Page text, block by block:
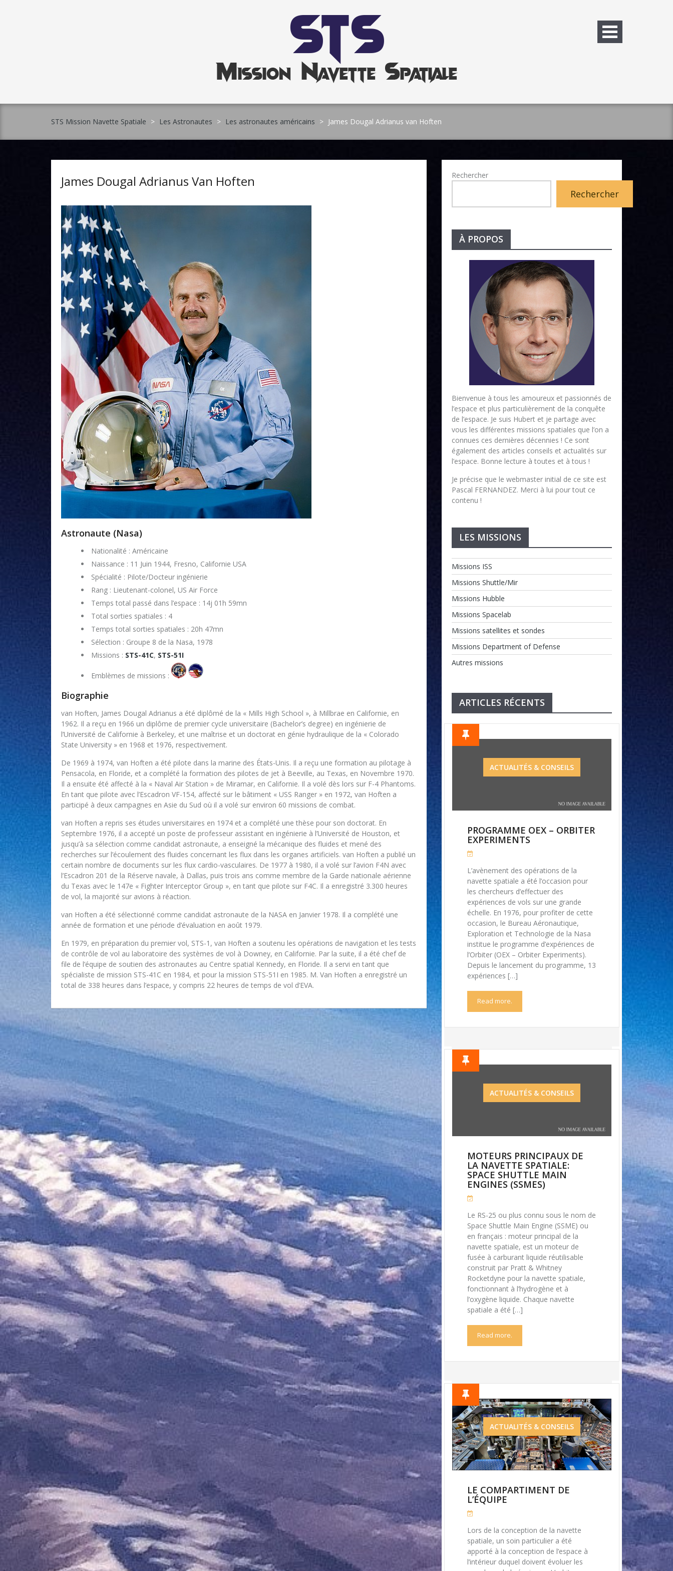
STS Mission Navette Spatiale > Les Astronautes > Les astronautes américains > James Dougal Adrianus van Hoften
James Dougal Adrianus Van Hoften
Astronaute (Nasa)
Nationalité : Américaine
Naissance : 11 Juin 1944, Fresno, Californie USA
Spécialité : Pilote/Docteur ingénierie
Rang : Lieutenant-colonel, US Air Force
Temps total passé dans l’espace : 14j 01h 59mn
Total sorties spatiales : 4
Temps total sorties spatiales : 20h 47mn
Sélection : Groupe 8 de la Nasa, 1978
Missions : STS-41C, STS-51I
Emblèmes de missions :
Biographie
van Hoften, James Dougal Adrianus a été diplômé de la « Mills High School », à Millbrae en Californie, en
1962. Il a reçu en 1966 un diplôme de premier cycle universitaire (Bachelor’s degree) en ingénierie de
l’Université de Californie à Berkeley, et une maîtrise et un doctorat en génie hydraulique de la « Colorado
State University » en 1968 et 1976, respectivement.
De 1969 à 1974, van Hoften a été pilote dans la marine des États-Unis. Il a reçu une formation au pilotage à
Pensacola, en Floride, et a complété la formation des pilotes de jet à Beeville, au Texas, en Novembre 1970.
Il a ensuite été affecté à la « Naval Air Station » de Miramar, en Californie. Il a volé dès lors sur F-4 Phantoms.
En tant que pilote avec l’Escadron VF-154, affecté sur le bâtiment « USS Ranger » en 1972, van Hoften a
participé à deux campagnes en Asie du Sud où il a volé sur environ 60 missions de combat.
van Hoften a repris ses études universitaires en 1974 et a complété une thèse pour son doctorat. En
Septembre 1976, il a accepté un poste de professeur assistant en ingénierie à l’Université de Houston, et
jusqu’à sa sélection comme candidat astronaute, a enseigné la mécanique des fluides et mené des
recherches sur l’écoulement des fluides concernant les flux dans les organes artificiels. van Hoften a publié un
certain nombre de documents sur les flux cardio-vasculaires. De 1977 à 1980, il a volé sur l’avion F4N avec
l’Escadron 201 de la Réserve navale, à Dallas, puis trois ans comme membre de la Garde nationale aérienne
du Texas avec le 147e « Fighter Interceptor Group », en tant que pilote sur F4C. Il a enregistré 3.300 heures
de vol, la majorité sur avions à réaction.
van Hoften a été sélectionné comme candidat astronaute de la NASA en Janvier 1978. Il a complété une
année de formation et une période d’évaluation en août 1979.
En 1979, en préparation du premier vol, STS-1, van Hoften a soutenu les opérations de navigation et les tests
de contrôle de vol au laboratoire des systèmes de vol à Downey, en Californie. Par la suite, il a été chef de
file de l’équipe de soutien des astronautes au Centre spatial Kennedy, en Floride. Il a servi en tant que
spécialiste de mission STS-41C en 1984, et pour la mission STS-51I en 1985. M. Van Hoften a enregistré un
total de 338 heures dans l’espace, y compris 22 heures de temps de vol d’EVA.
Rechercher
Rechercher
À PROPOS
Bienvenue à tous les amoureux et passionnés de
l’espace et plus particulièrement de la conquête
de l’espace. Je suis Hubert et je partage avec
vous les différentes missions spatiales que l’on a
connues ces dernières décennies ! Ce sont
également des articles conseils et actualités sur
l’espace. Bonne lecture à toutes et à tous !
Je précise que le webmaster initial de ce site est
Pascal FERNANDEZ. Merci à lui pour tout ce
contenu !
LES MISSIONS
Missions ISS
Missions Shuttle/Mir
Missions Hubble
Missions Spacelab
Missions satellites et sondes
Missions Department of Defense
Autres missions
ARTICLES RÉCENTS
ACTUALITÉS & CONSEILS
PROGRAMME OEX – ORBITER
EXPERIMENTS
L’avènement des opérations de la
navette spatiale a été l’occasion pour
les chercheurs d’effectuer des
expériences de vols sur une grande
échelle. En 1976, pour profiter de cette
occasion, le Bureau Aéronautique,
Exploration et Technologie de la Nasa
institue le programme d’expériences de
l’Orbiter (OEX – Orbiter Experiments).
Depuis le lancement du programme, 13
expériences […]
Read more.
ACTUALITÉS & CONSEILS
MOTEURS PRINCIPAUX DE
LA NAVETTE SPATIALE:
SPACE SHUTTLE MAIN
ENGINES (SSMES)
Le RS-25 ou plus connu sous le nom de
Space Shuttle Main Engine (SSME) ou
en français : moteur principal de la
navette spatiale, est un moteur de
fusée à carburant liquide réutilisable
construit par Pratt & Whitney
Rocketdyne pour la navette spatiale,
fonctionnant à l’hydrogène et à
l’oxygène liquide. Chaque navette
spatiale a été […]
Read more.
ACTUALITÉS & CONSEILS
LE COMPARTIMENT DE
L’ÉQUIPE
Lors de la conception de la navette
spatiale, un soin particulier a été
apporté à la conception de l’espace à
l’intérieur duquel doivent évoluer les